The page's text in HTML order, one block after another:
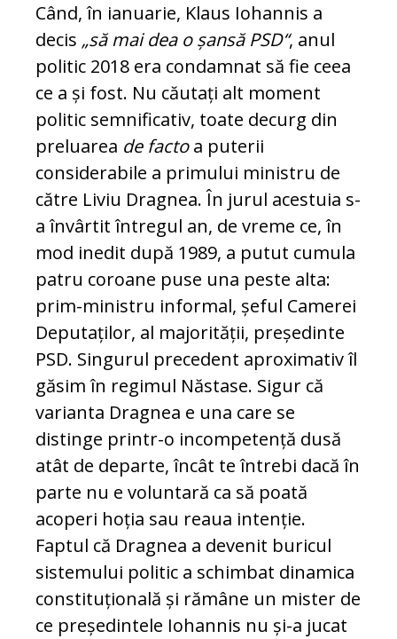
Când, în ianuarie, Klaus Iohannis a
decis „să mai dea o șansă PSD“, anul
politic 2018 era condamnat să fie ceea
ce a și fost. Nu căutați alt moment
politic semnificativ, toate decurg din
preluarea de factoa puterii
considerabile a primului ministru de
către Liviu Dragnea. În jurul acestuia s-
a învârtit întregul an, de vreme ce, în
mod inedit după 1989, a putut cumula
patru coroane puse una peste alta:
prim-ministru informal, șeful Camerei
Deputaților, al majorității, președinte
PSD. Singurul precedent aproximativ îl
găsim în regimul Năstase. Sigur că
varianta Dragnea e una care se
distinge printr-o incompetență dusă
atât de departe, încât te întrebi dacă în
parte nu e voluntară ca să poată
acoperi hoția sau reaua intenție.
Faptul că Dragnea a devenit buricul
sistemului politic a schimbat dinamica
constituțională și rămâne un mister de
ce președintele Iohannis nu și-a jucat